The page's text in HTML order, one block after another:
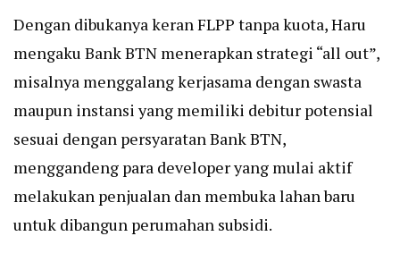
Dengan dibukanya keran FLPP tanpa kuota, Haru
mengaku Bank BTN menerapkan strategi “all out”,
misalnya menggalang kerjasama dengan swasta
maupun instansi yang memiliki debitur potensial
sesuai dengan persyaratan Bank BTN,
menggandeng para developer yang mulai aktif
melakukan penjualan dan membuka lahan baru
untuk dibangun perumahan subsidi.